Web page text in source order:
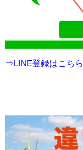
⇒LINE登録はこちら